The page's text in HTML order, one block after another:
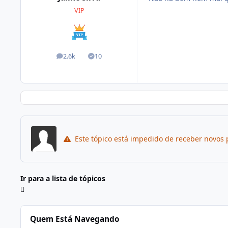
VIP
2.6k
posts 10
Soluções
Este tópico está impedido de receber novos
Ir para a lista de tópicos
Quem Está Navegando